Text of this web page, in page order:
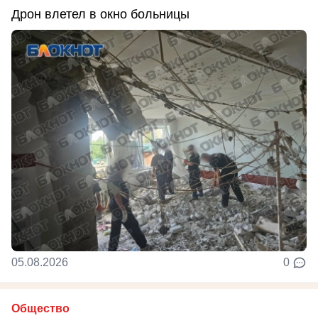
Дрон влетел в окно больницы
05.08.2026 0
Общество